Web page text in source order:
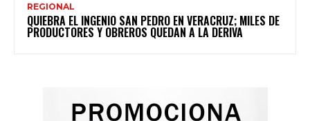
REGIONAL
QUIEBRA EL INGENIO SAN PEDRO EN VERACRUZ; MILES DE
PRODUCTORES Y OBREROS QUEDAN A LA DERIVA